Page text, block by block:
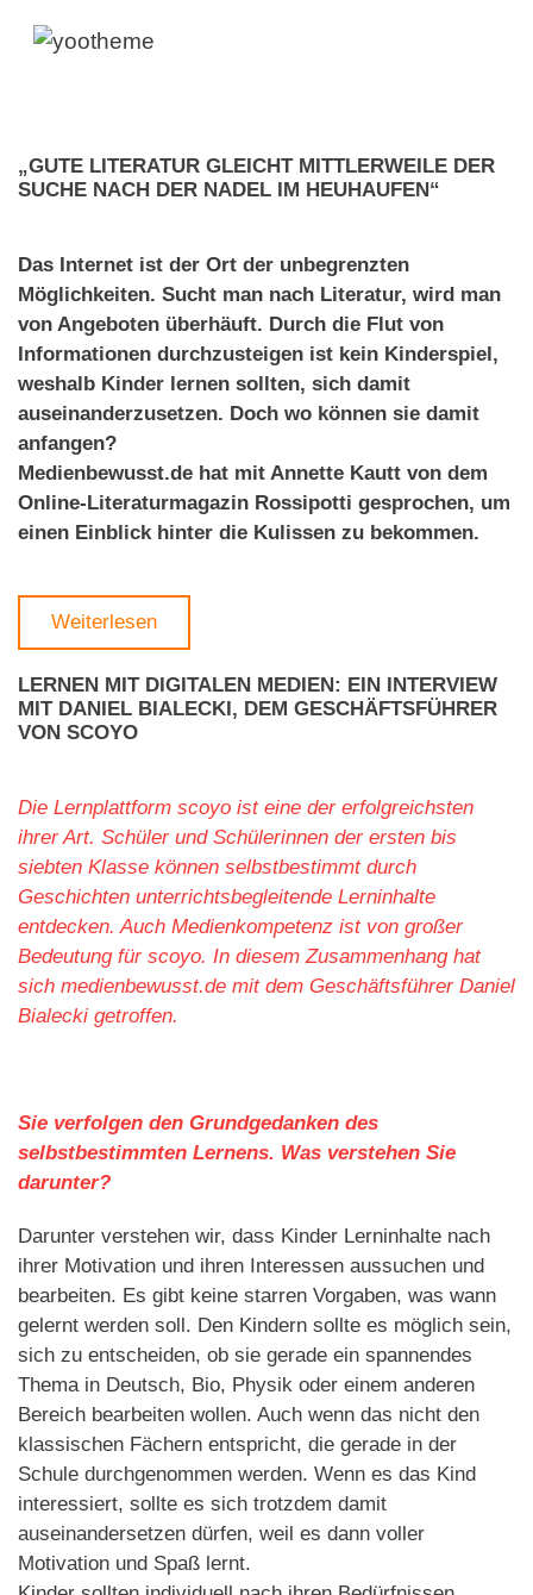
„GUTE LITERATUR GLEICHT MITTLERWEILE DER
SUCHE NACH DER NADEL IM HEUHAUFEN“
Das Internet ist der Ort der unbegrenzten
Möglichkeiten. Sucht man nach Literatur, wird man
von Angeboten überhäuft. Durch die Flut von
Informationen durchzusteigen ist kein Kinderspiel,
weshalb Kinder lernen sollten, sich damit
auseinanderzusetzen. Doch wo können sie damit
anfangen?
Medienbewusst.de hat mit Annette Kautt von dem
Online-Literaturmagazin Rossipotti gesprochen, um
einen Einblick hinter die Kulissen zu bekommen.
Weiterlesen
LERNEN MIT DIGITALEN MEDIEN: EIN INTERVIEW
MIT DANIEL BIALECKI, DEM GESCHÄFTSFÜHRER
VON SCOYO
Die Lernplattform scoyo ist eine der erfolgreichsten
ihrer Art. Schüler und Schülerinnen der ersten bis
siebten Klasse können selbstbestimmt durch
Geschichten unterrichtsbegleitende Lerninhalte
entdecken. Auch Medienkompetenz ist von großer
Bedeutung für scoyo. In diesem Zusammenhang hat
sich medienbewusst.de mit dem Geschäftsführer Daniel
Bialecki getroffen.
Sie verfolgen den Grundgedanken des
selbstbestimmten Lernens. Was verstehen Sie
darunter?
Darunter verstehen wir, dass Kinder Lerninhalte nach
ihrer Motivation und ihren Interessen aussuchen und
bearbeiten. Es gibt keine starren Vorgaben, was wann
gelernt werden soll. Den Kindern sollte es möglich sein,
sich zu entscheiden, ob sie gerade ein spannendes
Thema in Deutsch, Bio, Physik oder einem anderen
Bereich bearbeiten wollen. Auch wenn das nicht den
klassischen Fächern entspricht, die gerade in der
Schule durchgenommen werden. Wenn es das Kind
interessiert, sollte es sich trotzdem damit
auseinandersetzen dürfen, weil es dann voller
Motivation und Spaß lernt.